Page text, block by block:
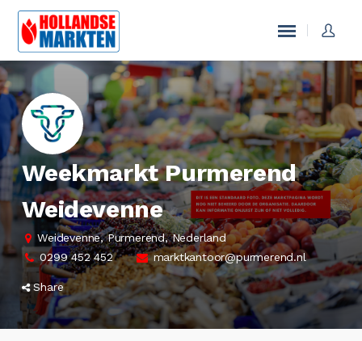
Weekmarkt Purmerend
Weidevenne
Weidevenne, Purmerend, Nederland
0299 452 452
marktkantoor@purmerend.nl
Share